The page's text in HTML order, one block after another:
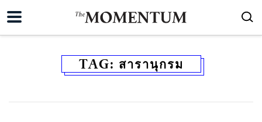
TAG: สารานุกรม